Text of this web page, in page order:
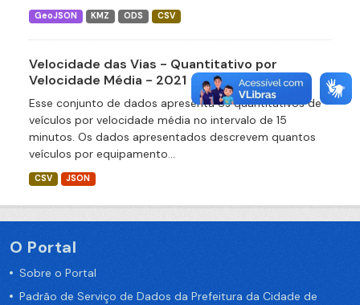
GeoJSON KMZ ODS CSV
Velocidade das Vias - Quantitativo por
Velocidade Média - 2021
Esse conjunto de dados apresenta os quantitativos de
veículos por velocidade média no intervalo de 15
minutos. Os dados apresentados descrevem quantos
veículos por equipamento...
CSV JSON
O Portal
Sobre o Portal
Padrão de Serviço de Dados da Prefeitura da Cidade de